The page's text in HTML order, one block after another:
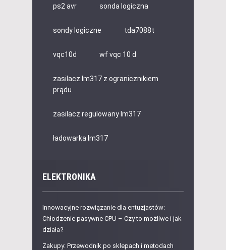
ps2 avr sonda logiczna
sondy logiczne tda7088t
vqc10d wf vqc 10 d
zasilacz lm317 z ogranicznikiem
prądu
zasilacz regulowany lm317
ładowarka lm317
ELEKTRONIKA
Innowacyjne rozwiązanie dla entuzjastów:
Chłodzenie pasywne CPU – Czy to możliwe i jak
działa?
Zakupy: Przewodnik po sklepach i metodach